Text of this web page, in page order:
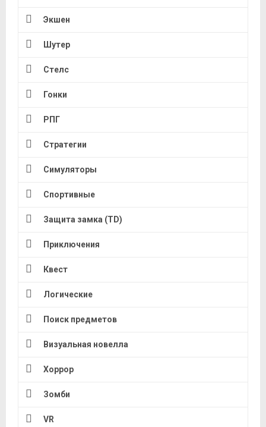
Экшен
Шутер
Стелс
Гонки
РПГ
Стратегии
Симуляторы
Спортивные
Защита замка (TD)
Приключения
Квест
Логические
Поиск предметов
Визуальная новелла
Хоррор
Зомби
VR